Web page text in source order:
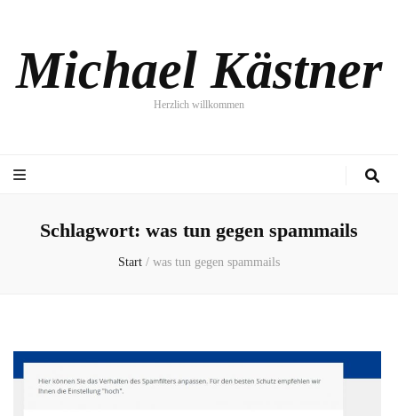
Michael Kästner
Herzlich willkommen
Schlagwort: was tun gegen spammails
Start / was tun gegen spammails